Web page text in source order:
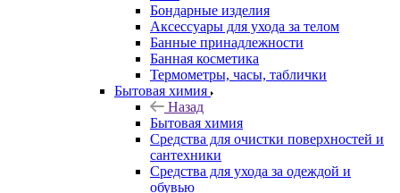
Бондарные изделия
Аксеcсуары для ухода за телом
Банные принадлежности
Банная косметика
Термометры, часы, таблички
Бытовая химия
Назад
Бытовая химия
Средства для очистки поверхностей и
сантехники
Средства для ухода за одеждой и
обувью